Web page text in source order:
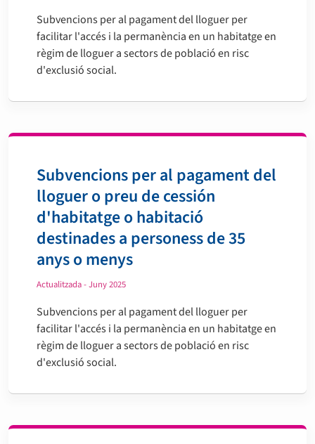
Subvencions per al pagament del lloguer per
facilitar l'accés i la permanència en un habitatge en
règim de lloguer a sectors de població en risc
d'exclusió social.
Subvencions per al pagament del
lloguer o preu de cessión
d'habitatge o habitació
destinades a personess de 35
anys o menys
Actualitzada - Juny 2025
Subvencions per al pagament del lloguer per
facilitar l'accés i la permanència en un habitatge en
règim de lloguer a sectors de població en risc
d'exclusió social.